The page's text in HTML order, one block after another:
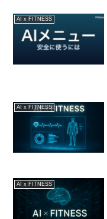
AI x FITNESS
AI x FITNESS
AI x FITNESS